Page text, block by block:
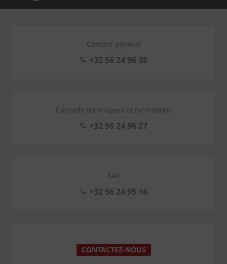
Contact général
+32 56 24 96 38
Conseils techniques et formations
+32 56 24 96 27
SAV
+32 56 24 95 16
CONTACTEZ-NOUS